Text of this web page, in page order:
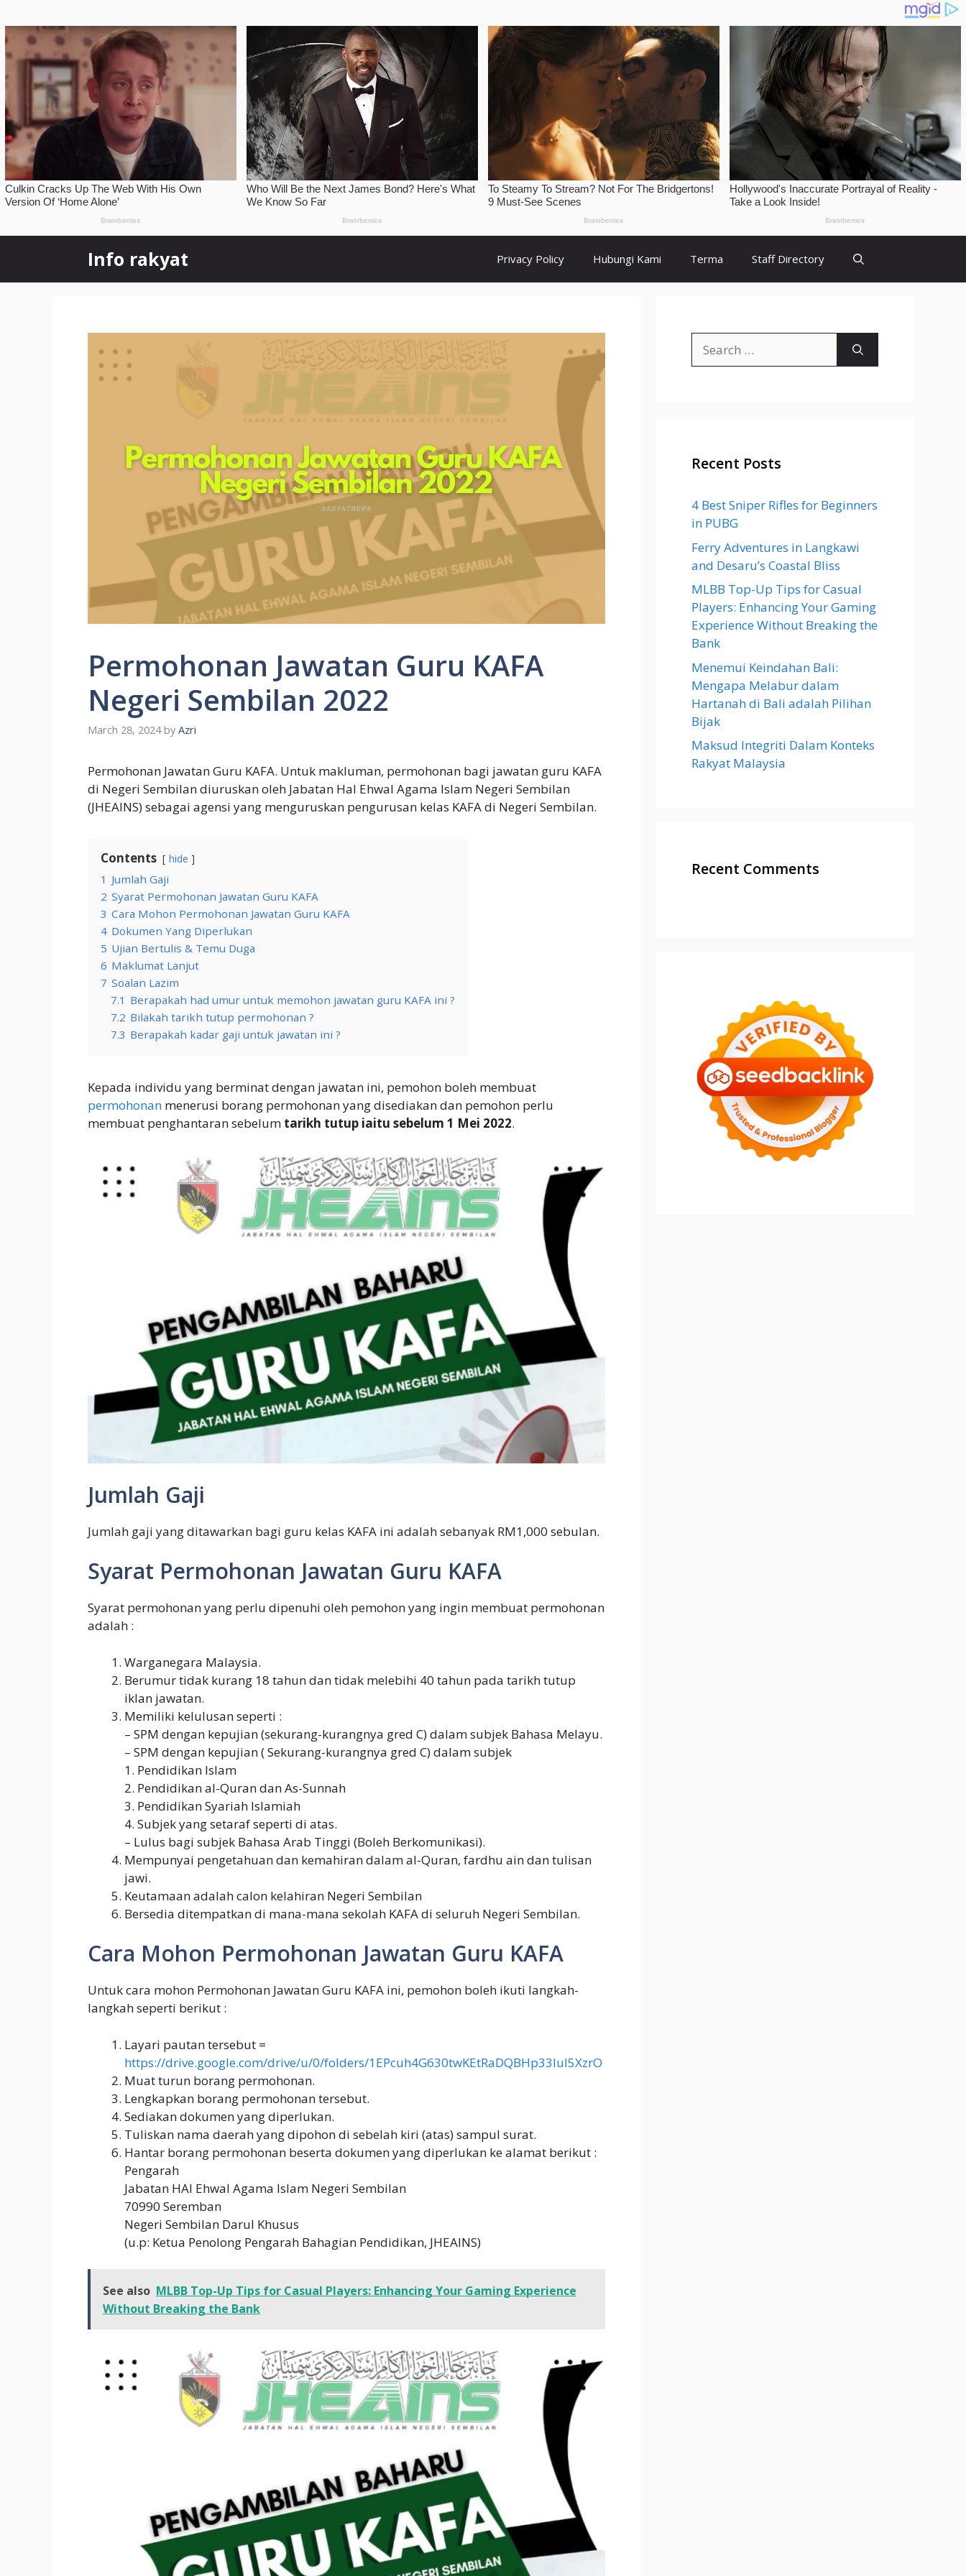
content
Info rakyat Privacy Policy Hubungi Kami Terma Staff Directory
Permohonan Jawatan Guru KAFA
Negeri Sembilan 2022
March 28, 2024 by Azri
Permohonan Jawatan Guru KAFA. Untuk makluman, permohonan bagi jawatan guru KAFA
di Negeri Sembilan diuruskan oleh Jabatan Hal Ehwal Agama Islam Negeri Sembilan
(JHEAINS) sebagai agensi yang menguruskan pengurusan kelas KAFA di Negeri Sembilan.
Contents hide
1 Jumlah Gaji
2 Syarat Permohonan Jawatan Guru KAFA
3 Cara Mohon Permohonan Jawatan Guru KAFA
4 Dokumen Yang Diperlukan
5 Ujian Bertulis & Temu Duga
6 Maklumat Lanjut
7 Soalan Lazim
7.1 Berapakah had umur untuk memohon jawatan guru KAFA ini ?
7.2 Bilakah tarikh tutup permohonan ?
7.3 Berapakah kadar gaji untuk jawatan ini ?
Kepada individu yang berminat dengan jawatan ini, pemohon boleh membuat
permohonan menerusi borang permohonan yang disediakan dan pemohon perlu
membuat penghantaran sebelum tarikh tutup iaitu sebelum 1 Mei 2022.
Jumlah Gaji
Jumlah gaji yang ditawarkan bagi guru kelas KAFA ini adalah sebanyak RM1,000 sebulan.
Syarat Permohonan Jawatan Guru KAFA
Syarat permohonan yang perlu dipenuhi oleh pemohon yang ingin membuat permohonan
adalah :
Warganegara Malaysia.
Berumur tidak kurang 18 tahun dan tidak melebihi 40 tahun pada tarikh tutup
iklan jawatan.
Memiliki kelulusan seperti :
– SPM dengan kepujian (sekurang-kurangnya gred C) dalam subjek Bahasa Melayu.
– SPM dengan kepujian ( Sekurang-kurangnya gred C) dalam subjek
1. Pendidikan Islam
2. Pendidikan al-Quran dan As-Sunnah
3. Pendidikan Syariah Islamiah
4. Subjek yang setaraf seperti di atas.
– Lulus bagi subjek Bahasa Arab Tinggi (Boleh Berkomunikasi).
Mempunyai pengetahuan dan kemahiran dalam al-Quran, fardhu ain dan tulisan
jawi.
Keutamaan adalah calon kelahiran Negeri Sembilan
Bersedia ditempatkan di mana-mana sekolah KAFA di seluruh Negeri Sembilan.
Cara Mohon Permohonan Jawatan Guru KAFA
Untuk cara mohon Permohonan Jawatan Guru KAFA ini, pemohon boleh ikuti langkah-
langkah seperti berikut :
Layari pautan tersebut =
https://drive.google.com/drive/u/0/folders/1EPcuh4G630twKEtRaDQBHp33Iul5XzrO
Muat turun borang permohonan.
Lengkapkan borang permohonan tersebut.
Sediakan dokumen yang diperlukan.
Tuliskan nama daerah yang dipohon di sebelah kiri (atas) sampul surat.
Hantar borang permohonan beserta dokumen yang diperlukan ke alamat berikut :
Pengarah
Jabatan HAl Ehwal Agama Islam Negeri Sembilan
70990 Seremban
Negeri Sembilan Darul Khusus
(u.p: Ketua Penolong Pengarah Bahagian Pendidikan, JHEAINS)
See also MLBB Top-Up Tips for Casual Players: Enhancing Your Gaming Experience
Without Breaking the Bank
for:
Recent Posts
4 Best Sniper Rifles for Beginners
in PUBG
Ferry Adventures in Langkawi
and Desaru’s Coastal Bliss
MLBB Top-Up Tips for Casual
Players: Enhancing Your Gaming
Experience Without Breaking the
Bank
Menemui Keindahan Bali:
Mengapa Melabur dalam
Hartanah di Bali adalah Pilihan
Bijak
Maksud Integriti Dalam Konteks
Rakyat Malaysia
Recent Comments